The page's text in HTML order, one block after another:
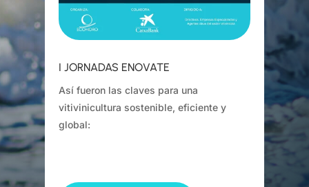
I JORNADAS ENOVATE
Así fueron las claves para una
vitivinicultura sostenible, eficiente y
global: